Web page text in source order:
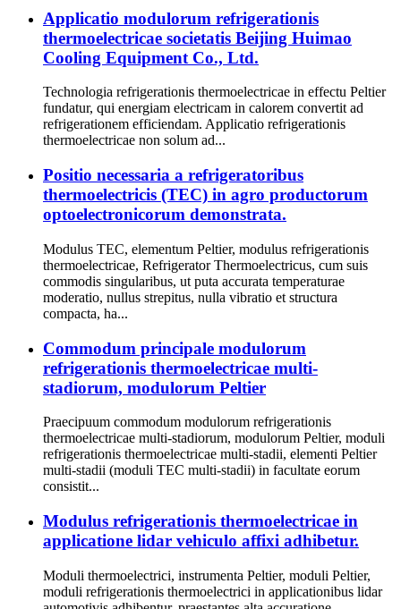
Applicatio modulorum refrigerationis
thermoelectricae societatis Beijing Huimao
Cooling Equipment Co., Ltd.
Technologia refrigerationis thermoelectricae in effectu Peltier
fundatur, qui energiam electricam in calorem convertit ad
refrigerationem efficiendam. Applicatio refrigerationis
thermoelectricae non solum ad...
Positio necessaria a refrigeratoribus
thermoelectricis (TEC) in agro productorum
optoelectronicorum demonstrata.
Modulus TEC, elementum Peltier, modulus refrigerationis
thermoelectricae, Refrigerator Thermoelectricus, cum suis
commodis singularibus, ut puta accurata temperaturae
moderatio, nullus strepitus, nulla vibratio et structura
compacta, ha...
Commodum principale modulorum
refrigerationis thermoelectricae multi-
stadiorum, modulorum Peltier
Praecipuum commodum modulorum refrigerationis
thermoelectricae multi-stadiorum, modulorum Peltier, moduli
refrigerationis thermoelectricae multi-stadii, elementi Peltier
multi-stadii (moduli TEC multi-stadii) in facultate eorum
consistit...
Modulus refrigerationis thermoelectricae in
applicatione lidar vehiculo affixi adhibetur.
Moduli thermoelectrici, instrumenta Peltier, moduli Peltier,
moduli refrigerationis thermoelectrici in applicationibus lidar